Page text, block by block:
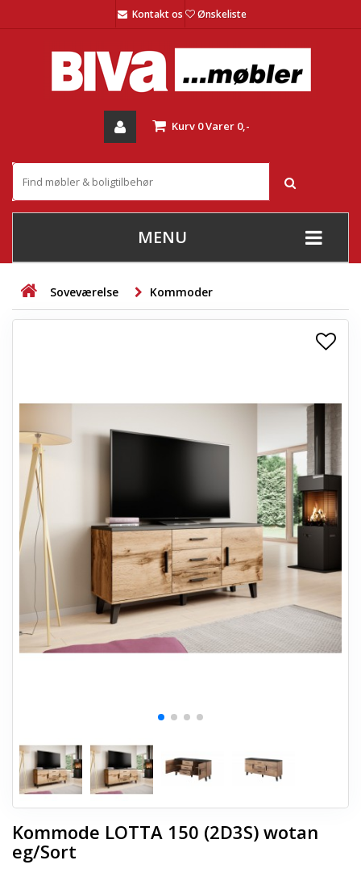
Kontakt os Ønskeliste
Kurv 0Varer 0,-
MENU
+
STUE
+
+
BØRNEMØBLER
+
KONTORMØBLER
+
OPBEVARING
+
TÆPPER
+
LAMPER
+
HAVEMØBLER
ENTREMØBLER
SPAR PENGE PÅ UDVALGTE VARER
Soveværelse Kommoder
Kommode LOTTA 150 (2D3S) wotan
eg/Sort